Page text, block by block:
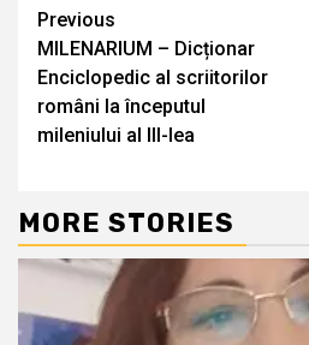
Continue
Reading
Previous
MILENARIUM – Dicționar
Enciclopedic al scriitorilor
români la începutul
mileniului al III-lea
MORE STORIES